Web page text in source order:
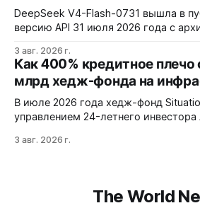
DeepSeek V4-Flash-0731 вышла в
версию API 31 июля 2026 года с
1M токенов. При типичной агентной
обходится в $0,0096 за запуск
Opus 4.8, но уступает в задачах с
3 авг. 2026 г.
Как 400% кредитное
млрд хедж-фонда на
В июле 2026 года хедж-фонд
управлением 24-летнего
потеряв $30 млрд за месяц.
3 авг. 2026 г.
The World